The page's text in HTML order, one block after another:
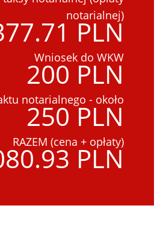
notarialnej)
PLN
Wniosek do WKW
200 PLN
notarialnego - około
250 PLN
RAZEM (cena + opłaty)
PLN